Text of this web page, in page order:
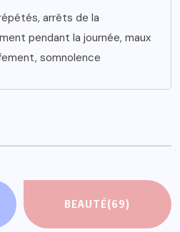
arrêts de la
pendant la journée, maux
somnolence
BEAUTÉ(69)